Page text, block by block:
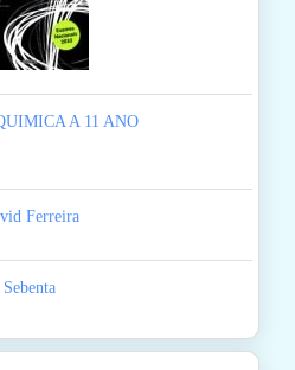
A 11 ANO
Ferreira
Sebenta